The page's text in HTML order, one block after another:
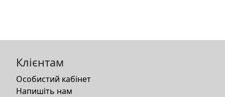
Клієнтам
Особистий кабінет
Напишіть нам